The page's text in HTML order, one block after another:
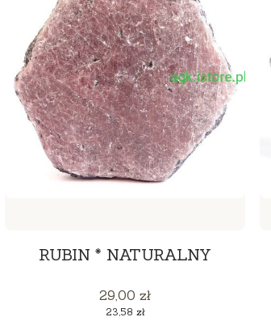
RUBIN * NATURALNY
Cena
29,00 zł
Cena
23,58 zł